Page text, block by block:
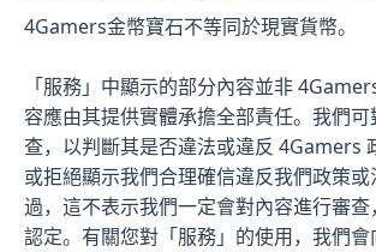
4Gamers金幣寶石不等同於現實貨幣。
「服務」中顯示的部分內容並非
容應由其提供實體承擔全部責任。我們
查，以判斷其是否違法或違反 4Gamers
或拒絕顯示我們合理確信違反我們政策
過，這不表示我們一定會對內容進行審
認定。有關您對「服務」的使用，我們